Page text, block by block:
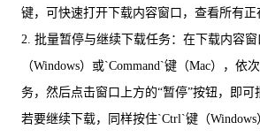
键，可快速打开下载内容窗口，查看所有正
2. 批量暂停与继续下载任务：在下载内容
（Windows）或`Command`键（Mac），依
务，然后点击窗口上方的“暂停”按钮，即可
若要继续下载，同样按住`Ctrl`键（Windows